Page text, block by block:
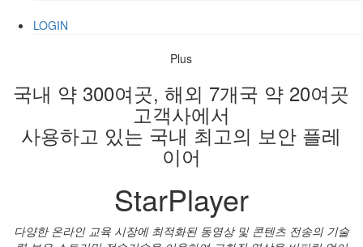
LOGIN
Plus
국내 약 300여곳, 해외 7개국 약 20여곳
고객사에서
사용하고 있는 국내 최고의 보안 플레
이어
StarPlayer
다양한 온라인 교육 시장에 최적화된 동영상 및 콘텐츠 전송의 기술